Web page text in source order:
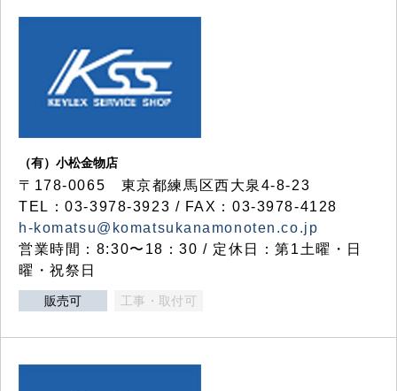
（有）小松金物店
〒178-0065 東京都練馬区西大泉4-8-23
TEL：03-3978-3923 / FAX：03-3978-4128
h-komatsu@komatsukanamonoten.co.jp
営業時間：8:30〜18：30 / 定休日：第1土曜・日
曜・祝祭日
販売可 工事・取付可